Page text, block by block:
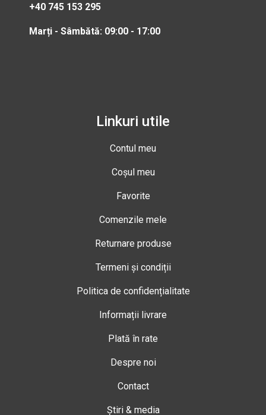
+40 745 153 295
Marți - Sâmbătă: 09:00 - 17:00
Linkuri utile
Contul meu
Coșul meu
Favorite
Comenzile mele
Returnare produse
Termeni și condiții
Politica de confidențialitate
Informații livrare
Plată în rate
Despre noi
Contact
Știri & media